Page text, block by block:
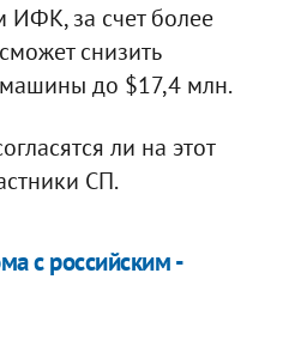
ИФК, за счет более
снизить
до $17,4 млн.
ли на этот
СП.
с российским -